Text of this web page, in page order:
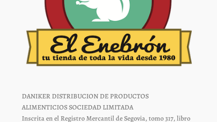
DANIKER DISTRIBUCION DE PRODUCTOS
ALIMENTICIOS SOCIEDAD LIMITADA
Inscrita en el Registro Mercantil de Segovia, tomo 317, libro